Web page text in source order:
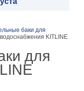
баки для
KITLINE
для